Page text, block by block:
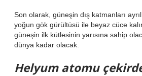
Son olarak, güneşin dış katmanları
yoğun gök gürültüsü ile beyaz cüce
güneşin ilk kütlesinin yarısına sahip
dünya kadar olacak.
Helyum atomu